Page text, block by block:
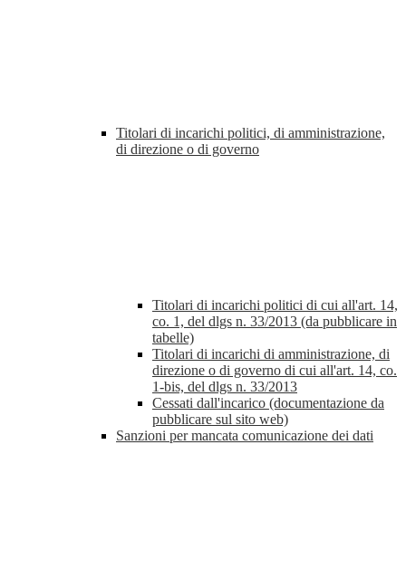
Titolari di incarichi politici, di amministrazione,
di direzione o di governo
Titolari di incarichi politici di cui all'art. 14,
co. 1, del dlgs n. 33/2013 (da pubblicare in
tabelle)
Titolari di incarichi di amministrazione, di
direzione o di governo di cui all'art. 14, co.
1-bis, del dlgs n. 33/2013
Cessati dall'incarico (documentazione da
pubblicare sul sito web)
Sanzioni per mancata comunicazione dei dati